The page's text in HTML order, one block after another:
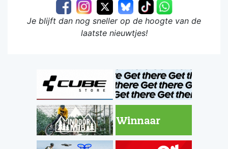
Je blijft dan nog sneller op de hoogte van de
laatste nieuwtjes!